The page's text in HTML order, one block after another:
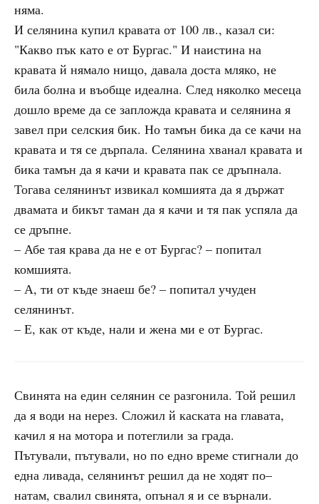
няма.
И селянина купил кравата от 100 лв., казал си:
"Какво пък като е от Бургас." И наистина на
кравата й нямало нищо, давала доста мляко, не
била болна и въобще идеална. След няколко месеца
дошло време да се запложда кравата и селянина я
завел при селския бик. Но тамън бика да се качи на
кравата и тя се дърпала. Селянина хванал кравата и
бика тамън да я качи и кравата пак се дръпнала.
Тогава селянинът извикал комшията да я държат
двамата и бикът таман да я качи и тя пак успяла да
се дръпне.
– Абе тая крава да не е от Бургас? – попитал
комшията.
– А, ти от къде знаеш бе? – попитал учуден
селянинът.
– Е, как от къде, нали и жена ми е от Бургас.
Свинята на един селянин се разгонила. Той решил
да я води на нерез. Сложил й каската на главата,
качил я на мотора и потеглили за града.
Пътували, пътували, но по едно време стигнали до
една ливада, селянинът решил да не ходят по–
натам, свалил свинята, опънал я и се върнали.